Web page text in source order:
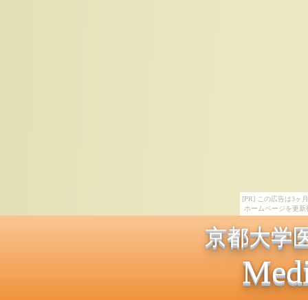
[PR] この広告は3ヶ
ホームページを更
京都大学